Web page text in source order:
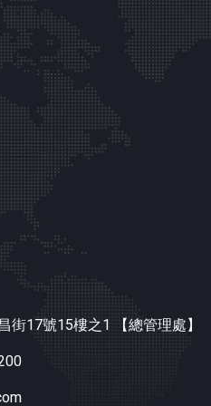
街17號15樓之1 【總管理處】